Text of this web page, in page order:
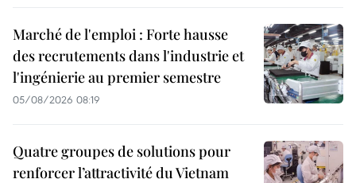
Marché de l'emploi : Forte hausse
des recrutements dans l'industrie et
l'ingénierie au premier semestre
05/08/2026 08:19
Quatre groupes de solutions pour
renforcer l’attractivité du Vietnam